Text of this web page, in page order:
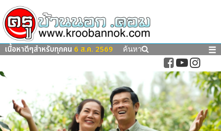
เนื้อหาดีๆสำหรับทุกคน 6 ส.ค. 2569 ค้นหา ☰